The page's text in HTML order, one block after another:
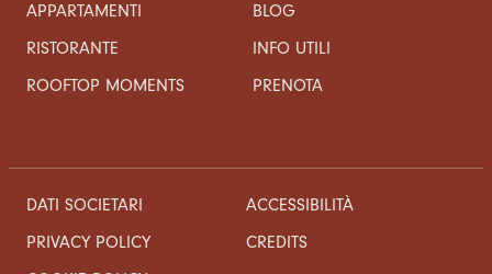
APPARTAMENTI
RISTORANTE
ROOFTOP MOMENTS
BLOG
INFO UTILI
PRENOTA
DATI SOCIETARI
PRIVACY POLICY
ACCESSIBILITÀ
CREDITS